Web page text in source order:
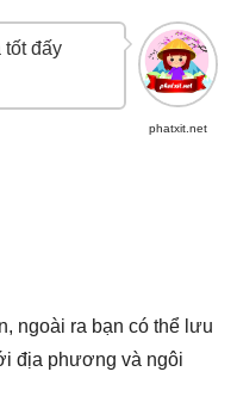
phatxit.net
tốt đấy
ngoài ra bạn có thể lưu
địa phương và ngôi